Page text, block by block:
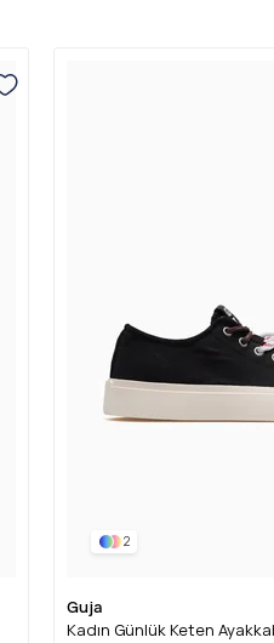
2
Guja
Kadın Günlük Keten